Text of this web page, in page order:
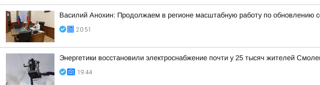
Василий Анохин: Продолжаем в регионе масштабную работу по обновлению
20:51
Энергетики восстановили электроснабжение почти у 25 тысяч жителей
19:44